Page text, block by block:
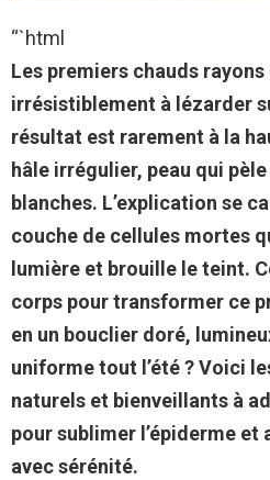
“`html
Les premiers chauds
irrésistiblement à lézarder
résultat est rarement à la
hâle irrégulier, peau qui
blanches. L’explication se
couche de cellules mortes
lumière et brouille le teint.
corps pour transformer ce
en un bouclier doré,
uniforme tout l’été ? Voici
naturels et bienveillants à
pour sublimer l’épiderme et
avec sérénité.